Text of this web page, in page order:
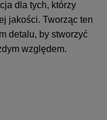
dla tych, którzy
jakości. Tworząc ten
detalu, by stworzyć
względem.